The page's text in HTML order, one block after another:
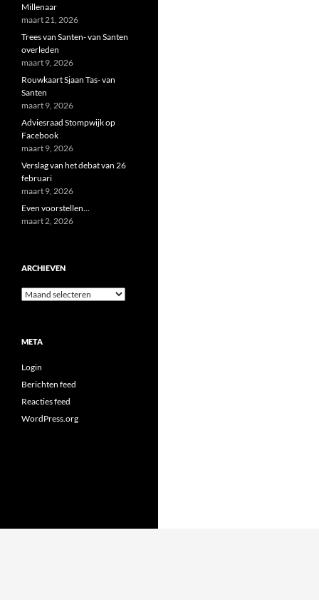
Millenaar
maart 21, 2026
Trees van Santen- van Santen
overleden
maart 9, 2026
Rouwkaart Sjaan Tas- van
Santen
maart 9, 2026
Adviesraad Stompwijk op
Facebook
maart 9, 2026
Verslag van het debat van 26
februari
maart 9, 2026
Even voorstellen…
maart 2, 2026
ARCHIEVEN
Archieven
META
Login
Berichten feed
Reacties feed
WordPress.org